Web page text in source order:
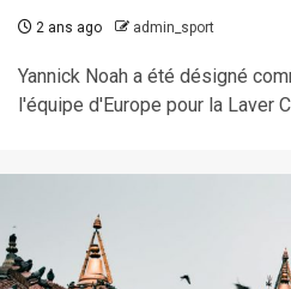
2 ans ago admin_sport
Yannick Noah a été désigné
l'équipe d'Europe pour la Laver